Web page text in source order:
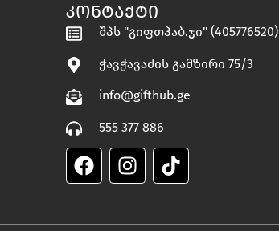
ᲙᲝᲜᲢᲐᲥᲢᲘ
შპს "გიფთჰაბ.ჯი" (405776520)
ჭავჭავაძის გამზირი 75/3
info@gifthub.ge
555 377 886